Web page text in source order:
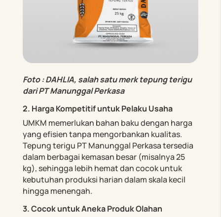
Foto : DAHLIA, salah satu merk tepung terigu
dari PT Manunggal Perkasa
2. Harga Kompetitif untuk Pelaku Usaha
UMKM memerlukan bahan baku dengan harga
yang efisien tanpa mengorbankan kualitas.
Tepung terigu PT Manunggal Perkasa tersedia
dalam berbagai kemasan besar (misalnya 25
kg), sehingga lebih hemat dan cocok untuk
kebutuhan produksi harian dalam skala kecil
hingga menengah.
3. Cocok untuk Aneka Produk Olahan